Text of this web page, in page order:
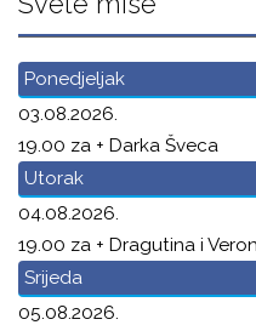
Ponedjeljak
03.08.2026.
19.00 za + Darka Šveca
Utorak
04.08.2026.
19.00 za + Dragutina i
Srijeda
05.08.2026.